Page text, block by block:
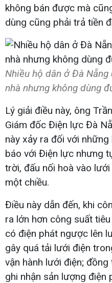
không bán được mà
dùng cũng phải trả tiền
Nhiều hộ dân ở Đà
nhà nhưng không dùng
Lý giải điều này, ông
Giám đốc Điện lực Đà
này xảy ra đối với
báo với Điện lực nhưng
trời, đấu nối hoà vào
một chiều.
Điều này dẫn đến, khi
ra lớn hơn công suất
có điện phát ngược lên
gây quá tải lưới điện
vận hành lưới điện;
ghi nhận sản lượng điện